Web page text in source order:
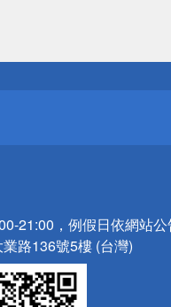
21:00，例假日依網站
路136號5樓 (台灣)